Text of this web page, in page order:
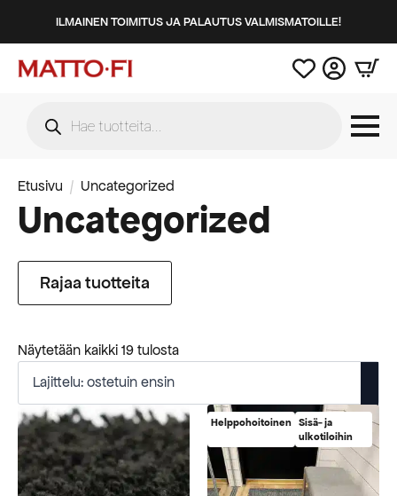
ILMAINEN TOIMITUS JA PALAUTUS VALMISMATOILLE!
search
Etusivu Uncategorized
Uncategorized
Rajaa tuotteita
Näytetään kaikki 19 tulostaSuosituimmat
Helppohoitoinen Sisä- ja
ulkotiloihin